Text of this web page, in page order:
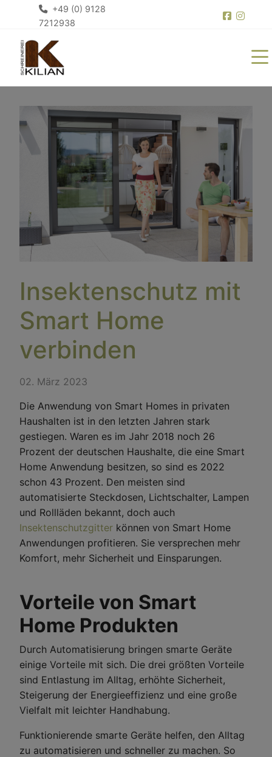
+49 (0) 9128
7212938
Insektenschutz mit
Smart Home
verbinden
02. März 2023
Die Anwendung von Smart Homes in privaten
Haushalten ist in den letzten Jahren stark
gestiegen. Waren es im Jahr 2018 noch 26
Prozent der deutschen Haushalte, die eine Smart
Home Anwendung besitzen, so sind es 2022
schon 43 Prozent. Den meisten sind
automatisierte Steckdosen, Lichtschalter, Lampen
und Rollläden bekannt, doch auch
Insektenschutzgitter können von Smart Home
Anwendungen profitieren. Sie versprechen mehr
Komfort, mehr Sicherheit und Einsparungen.
Vorteile von Smart
Home Produkten
Durch Automatisierung bringen smarte Geräte
einige Vorteile mit sich. Die drei größten Vorteile
sind Entlastung im Alltag, erhöhte Sicherheit,
Steigerung der Energieeffizienz und eine große
Vielfalt mit leichter Handhabung.
Funktionierende smarte Geräte helfen, den Alltag
zu automatisieren und schneller zu machen. So